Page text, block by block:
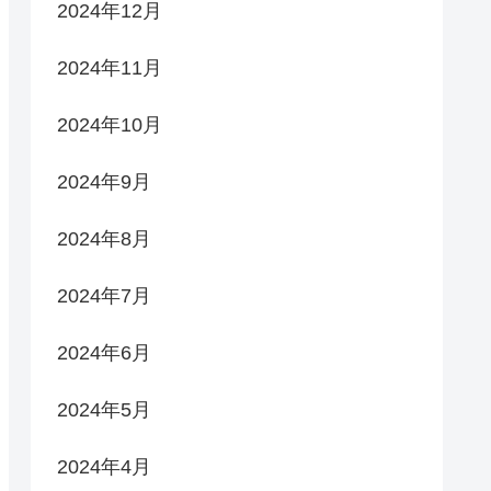
2024年12月
2024年11月
2024年10月
2024年9月
2024年8月
2024年7月
2024年6月
2024年5月
2024年4月